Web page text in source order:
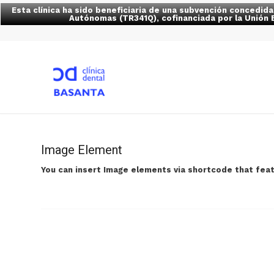
Esta clínica ha sido beneficiaria de una subvención
Autónomas (TR341Q), cofinanciada por la
Image Element
You can insert Image elements via shortcode that